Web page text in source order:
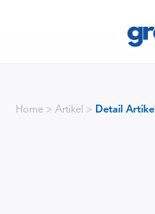
Home > Artikel > Detail Artikel